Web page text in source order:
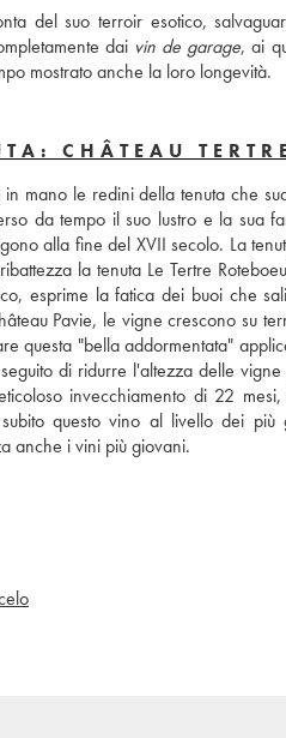
del suo terroir esotico,
dai vin de garage, ai
mostrato anche la loro longevità.
CHÂTEAU
mano le redini della tenuta che
da tempo il suo lustro e la sua
alla fine del XVII secolo. La
la tenuta Le Tertre
esprime la fatica dei buoi che
Pavie, le vigne crescono su
questa "bella addormentata"
di ridurre l'altezza delle
invecchiamento di 22
questo vino al livello dei
anche i vini più giovani.